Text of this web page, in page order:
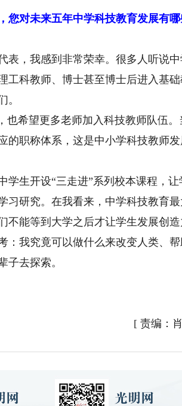
您对未来五年中学科技教育发展有哪
表，我感到非常荣幸。很多人听说
工科教师、博士甚至博士后进入基础
。
希望更多老师加入科技教师队伍。
的职称体系，这是中小学科技教师发
生开设“三走进”系列校本课程，让
习研究。在我看来，中学科技教育最
能等到大学之后才让学生发展创造
：我究竟可以做什么来改变人类、帮
子去探索。
[ 责编：